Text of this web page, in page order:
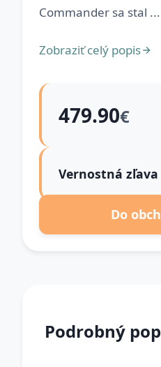
Commander sa stal ...
Zobraziť celý popis
479.90€
Vernostná zľava
Do
Podrobný